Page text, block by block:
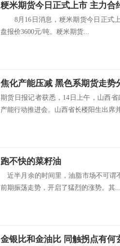
粳米期货今日正式上市 主力合
8月16日消息，粳米期货今日正式上
盘报价3600元/吨。粳米期货...
焦化产能压减 黑色系期货走势
期货日报记者获悉，14日上午，山西
产能行动推进会。山西省长楼阳生出席
跑不快的菜籽油
近半月余的时间里，油脂市场不可谓
前期振荡走势，开启了猛烈的涨势。其
金银比和金油比 同触拐点有何